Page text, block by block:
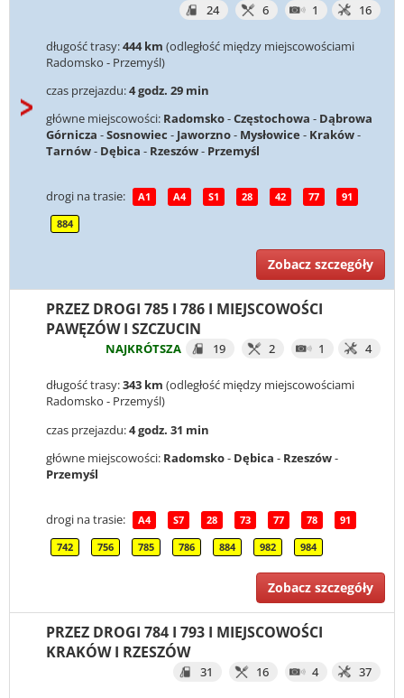
24
6 1 16
długość trasy:444 km (odległość między miejscowościami
Radomsko - Przemyśl)
czas przejazdu:4 godz. 29 min
główne miejscowości: Radomsko-Częstochowa - Dąbrowa
Górnicza -Sosnowiec - Jaworzno- Mysłowice - Kraków-
Tarnów- Dębica - Rzeszów- Przemyśl
drogi na trasie: A1 A4 S1 28 42 77 91
884
Zobacz szczegóły
PRZEZ DROGI 785 I 786 I MIEJSCOWOŚCI
PAWĘZÓW I SZCZUCIN
NAJKRÓTSZA 19 2 1 4
długość trasy:343 km (odległość między miejscowościami
Radomsko - Przemyśl)
czas przejazdu:4 godz. 31 min
główne miejscowości: Radomsko- Dębica - Rzeszów-
Przemyśl
drogi na trasie: A4 S7 28 73 77 78 91
742 756 785 786 884 982 984
Zobacz szczegóły
PRZEZ DROGI 784 I 793 I MIEJSCOWOŚCI
KRAKÓW I RZESZÓW
31 16 4 37